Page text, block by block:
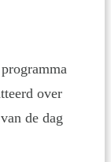
over
de dag